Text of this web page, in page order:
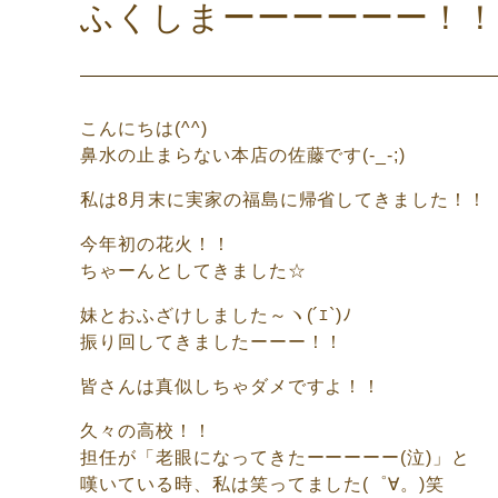
ふくしまーーーーーー！
こんにちは(^^)
鼻水の止まらない本店の佐藤です(-_-;)
私は8月末に実家の福島に帰省してきました！！
今年初の花火！！
ちゃーんとしてきました☆
妹とおふざけしました～ヽ(´ｴ`)ﾉ
振り回してきましたーーー！！
皆さんは真似しちゃダメですよ！！
久々の高校！！
担任が「老眼になってきたーーーーー(泣)」と
嘆いている時、私は笑ってました(゜∀。)笑